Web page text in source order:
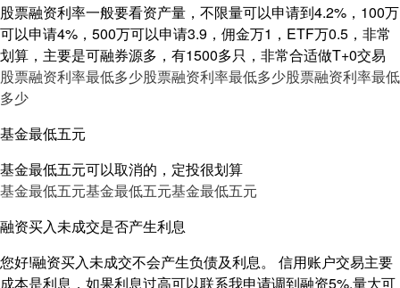
股票融资利率一般要看资产量，不限量可以申请到4.2%，100万
可以申请4%，500万可以申请3.9，佣金万1，ETF万0.5，非常
划算，主要是可融券源多，有1500多只，非常合适做T+0交易
股票融资利率最低多少股票融资利率最低多少股票融资利率最低
多少
基金最低五元
基金最低五元可以取消的，定投很划算
基金最低五元基金最低五元基金最低五元
融资买入未成交是否产生利息
您好!融资买入未成交不会产生负债及利息。 信用账户交易主要
成本是利息，如果利息过高可以联系我申请调到融资5%,量大可